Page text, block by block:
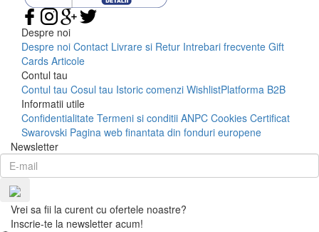
Despre noi
Despre noi Contact Livrare si Retur Intrebari frecvente Gift
Cards Articole
Contul tau
Contul tau Cosul tau Istoric comenzi WishlistPlatforma B2B
Informatii utile
Confidentialitate Termeni si conditii ANPC Cookies Certificat
Swarovski Pagina web finantata din fonduri europene
Newsletter
Vrei sa fii la curent cu ofertele noastre?
Inscrie-te la newsletter acum!